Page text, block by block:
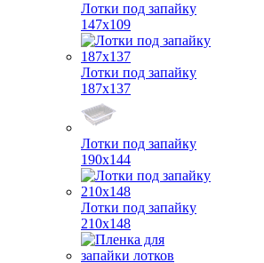
Лотки под запайку
147х109
Лотки под запайку
187х137
Лотки под запайку
190х144
Лотки под запайку
210х148